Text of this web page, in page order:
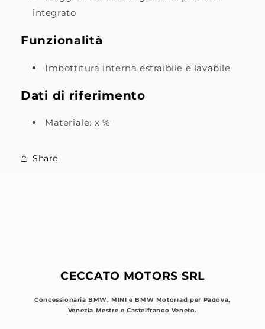
integrato
Funzionalità
Imbottitura interna estraibile e lavabile
Dati di riferimento
Materiale: x %
Share
CECCATO MOTORS SRL
Concessionaria BMW, MINI e BMW Motorrad per Padova,
Venezia Mestre e Castelfranco Veneto.